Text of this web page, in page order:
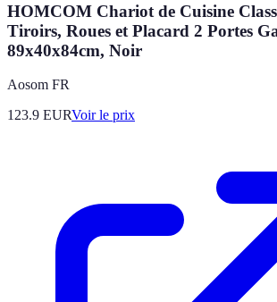
HOMCOM Chariot de Cuisine
Tiroirs, Roues et Placard 2 Portes
89x40x84cm, Noir
Aosom FR
123.9 EURVoir le prix